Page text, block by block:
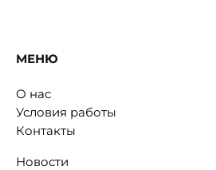
МЕНЮ
О нас
Условия работы
Контакты
Новости